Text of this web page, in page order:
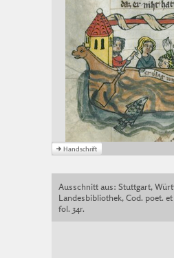
Ausschnitt aus: Stuttgart,
Landesbibliothek, Cod. poet. et
fol. 34r.